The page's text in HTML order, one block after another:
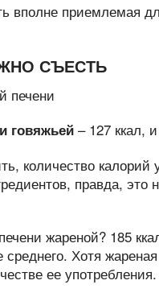
вполне приемлемая
СЪЕСТЬ
говяжьей– 127 ккал,
количество
правда, это
жареной? 185
Хотя
ее употребления.